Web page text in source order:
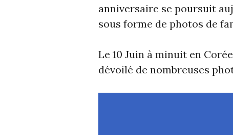
anniversaire se poursuit
sous forme de photos de
Le 10 Juin à minuit en
dévoilé de nombreuses